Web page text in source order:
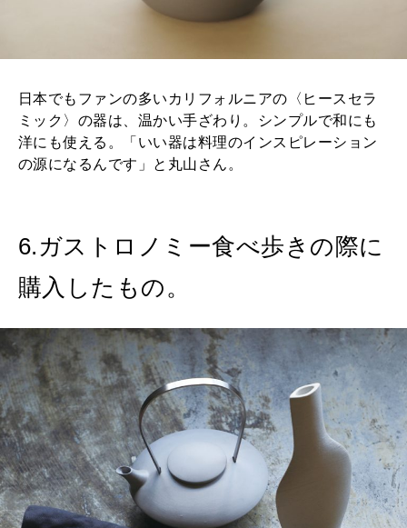
日本でもファンの多いカリフォルニアの〈ヒースセラ
ミック〉の器は、温かい手ざわり。シンプルで和にも
洋にも使える。「いい器は料理のインスピレーション
の源になるんです」と丸山さん。
6.ガストロノミー食べ歩きの際に
購入したもの。